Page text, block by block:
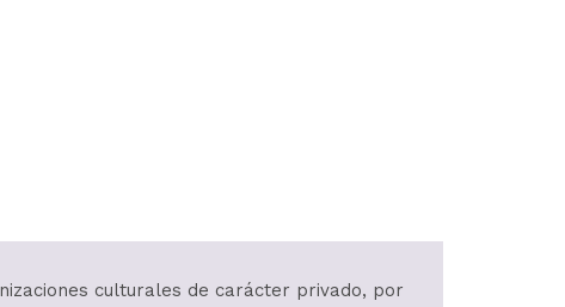
culturales de carácter privado, por